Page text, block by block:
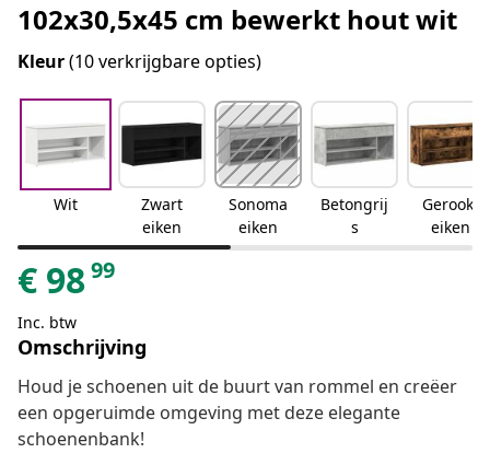
102x30,5x45 cm bewerkt hout wit
Kleur(10 verkrijgbare opties)
Wit
Zwart
eiken
Sonoma
eiken
Betongrij
s
Gerookt
eiken
€ 9899
Inc. btw
Omschrijving
Houd je schoenen uit de buurt van rommel en creëer
een opgeruimde omgeving met deze elegante
schoenenbank!